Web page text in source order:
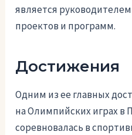
является
проектов и программ.
Достижения
Одним из ее главных
на Олимпийских играх в
соревновалась в